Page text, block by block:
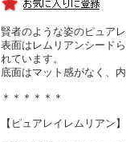
賢者のような姿のピュア
表面はレムリアンシード
れています。
底面はマット感がなく、
＊＊＊＊＊＊
【ピュアレイレムリアン】